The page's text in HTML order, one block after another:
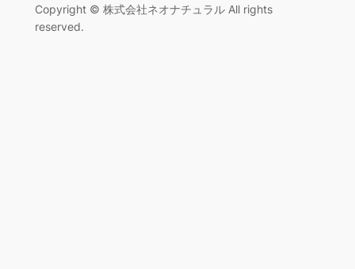
Copyright © 株式会社ネオナチュラル All rights
reserved.